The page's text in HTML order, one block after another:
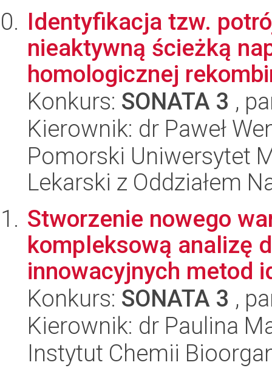
Identyfikacja tzw.
nieaktywną ścieżką
homologicznej
Konkurs: SONATA 3 ,
Kierownik: dr Paweł
Pomorski Uniwersytet
Lekarski z Oddziałem
Stworzenie nowego
kompleksową analizę
innowacyjnych metod
Konkurs: SONATA 3 ,
Kierownik: dr Paulina
Instytut Chemii